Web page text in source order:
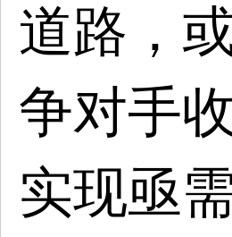
道路，
争对手
实现亟